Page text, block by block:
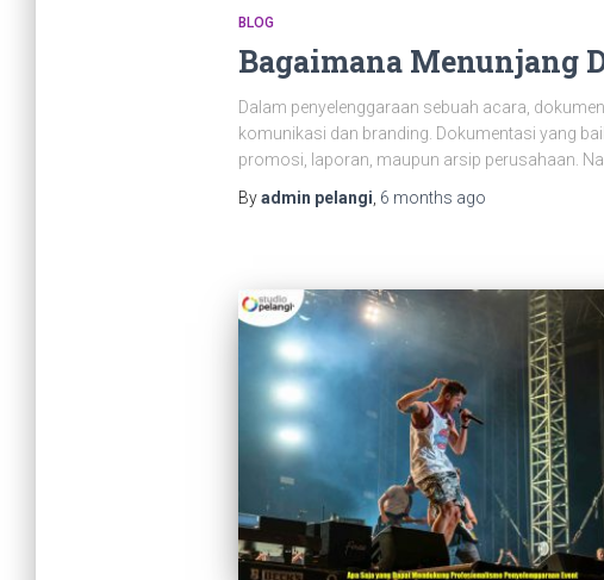
BLOG
Bagaimana Menunjang
Dalam penyelenggaraan sebuah acara,
komunikasi dan branding. Dokumentasi yang
promosi, laporan, maupun arsip perusahaan.
Byadmin pelangi 6 months ago